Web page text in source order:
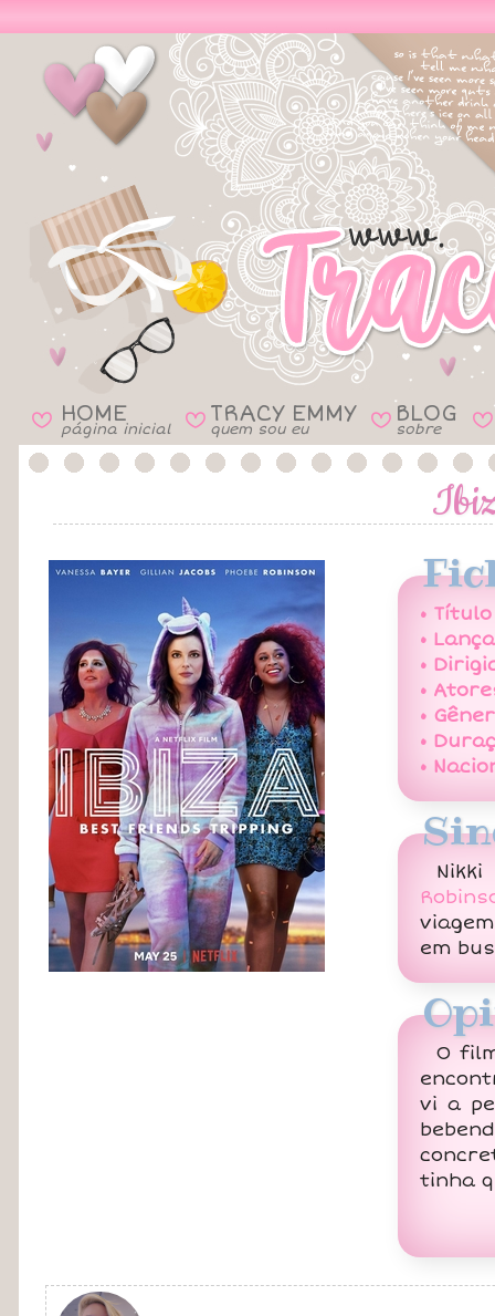
B HOME
página inicial B TRACY EMMY
quem sou eu B BLOG
sobre B
•
•
•
•
•
•
•
Nikki
em
O
vi a
tinha